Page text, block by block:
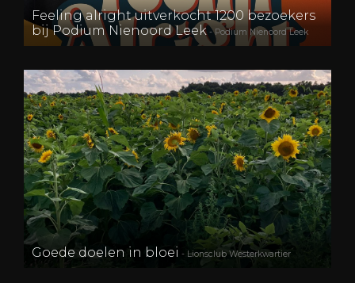
Feeling alright uitverkocht 1200 bezoekers
bij Podium Nienoord Leek- Podium Nienoord Leek
Goede doelen in bloei - Lionsclub Westerkwartier